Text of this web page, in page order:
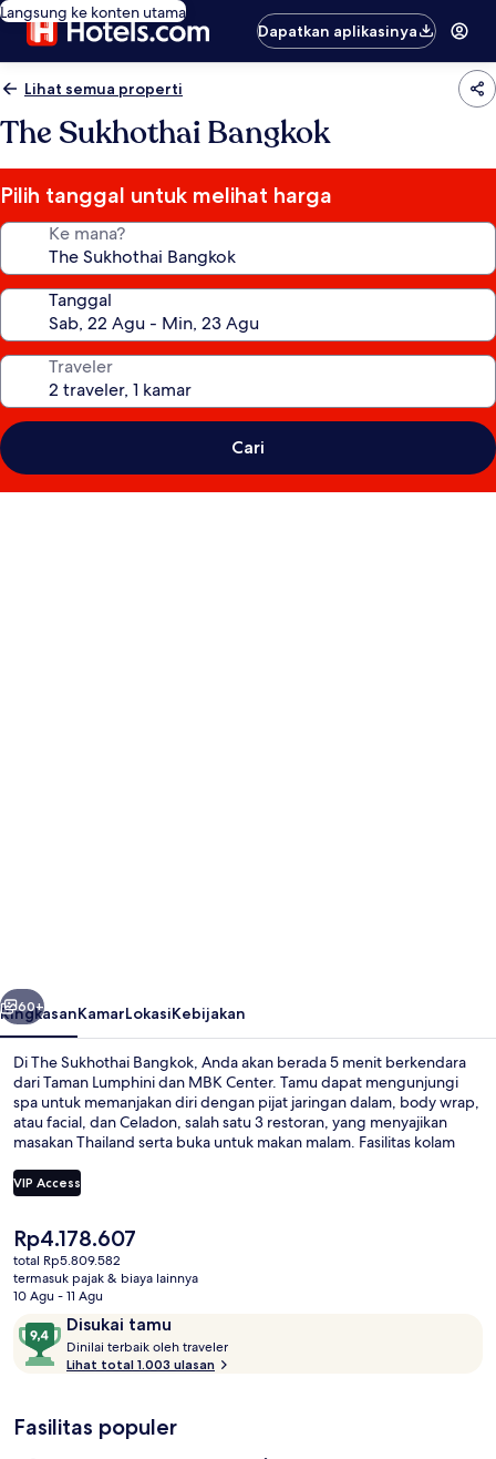
Langsung ke konten utama
Dapatkan aplikasinya
Lihat semua properti
The Sukhothai Bangkok
Pilih tanggal untuk melihat harga
Ke mana?
Tanggal
Traveler
Cari
Berikutnya
60+
RingkasanKamarLokasiKebijakan
Di The Sukhothai Bangkok, Anda akan berada 5 menit berkendara
dari Taman Lumphini dan MBK Center. Tamu dapat mengunjungi
spa untuk memanjakan diri dengan pijat jaringan dalam, body wrap,
atau facial, dan Celadon, salah satu 3 restoran, yang menyajikan
masakan Thailand serta buka untuk makan malam. Fasilitas kolam
adalah keunggulan lain di hotel mewah ini. . Para traveler menyukai
kolam renang dan staf. Transportasi umum berada tidak jauh:
menit.
VIP Access
Harga
saat
ini
Rp4.178.607
Rp4.178.607
total Rp5.809.582
termasuk pajak & biaya lainnya
10 Agu - 11 Agu
Ulasan Disukai tamu
9,4
dari
10,
tamu
Dinilai terbaik oleh traveler
Lihat total 1.003 ulasan
Fasilitas populer